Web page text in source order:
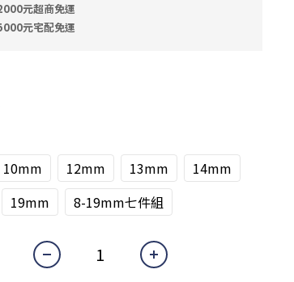
元超商免運
元宅配免運
10mm 12mm 13mm
14mm
19mm 8-19mm七件組